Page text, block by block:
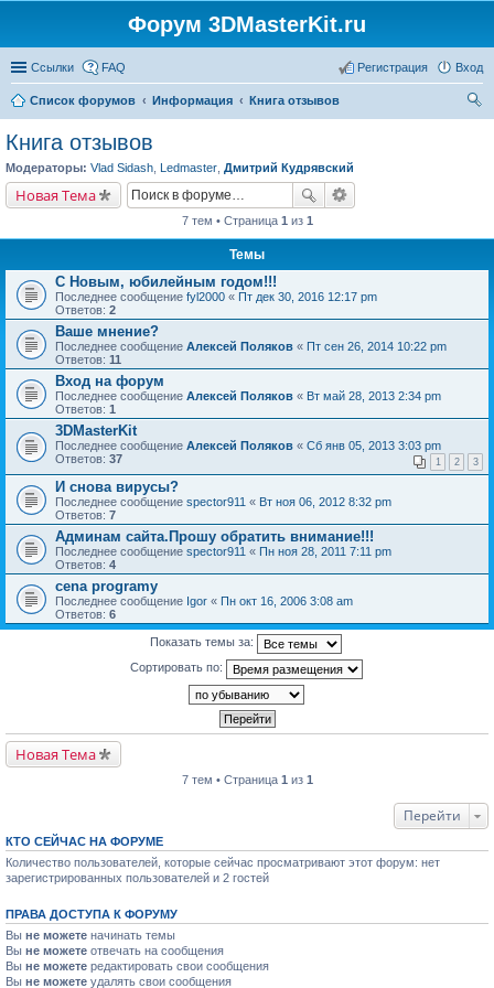
Форум 3DMasterKit.ru
Ссылки FAQ Вход
Регистрация
Список форумов Информация
Книга отзывов
Книга отзывов
Модераторы: Vlad Sidash Ledmaster Дмитрий Кудрявский
Новая Тема
7 тем • Страница 1 из 1
Темы
С Новым, юбилейным годом!!!
Последнее сообщение fyl2000 « Пт дек 30, 2016 12:17 pm
Ответов: 2
Ваше мнение?
Последнее сообщение Алексей Поляков « Пт сен 26, 2014 10:22 pm
Ответов: 11
Вход на форум
Последнее сообщение Алексей Поляков « Вт май 28, 2013 2:34 pm
Ответов: 1
3DMasterKit
Последнее сообщение Алексей Поляков « Сб янв 05, 2013 3:03 pm
Ответов: 37 1 2 3
И снова вирусы?
Последнее сообщение spector911 « Вт ноя 06, 2012 8:32 pm
Ответов: 7
Админам сайта.Прошу обратить внимание!!!
Последнее сообщение spector911 « Пн ноя 28, 2011 7:11 pm
Ответов: 4
cena programy
Последнее сообщение Igor « Пн окт 16, 2006 3:08 am
Ответов: 6
Показать темы за:
Сортировать по:
Новая Тема
7 тем • Страница 1 из 1
Перейти
КТО СЕЙЧАС НА ФОРУМЕ
Количество пользователей, которые сейчас просматривают этот форум: нет
зарегистрированных пользователей и 2 гостей
ПРАВА ДОСТУПА К ФОРУМУ
Вы не можете начинать темы
Вы не можете отвечать на сообщения
Вы не можете редактировать свои сообщения
Вы не можете удалять свои сообщения